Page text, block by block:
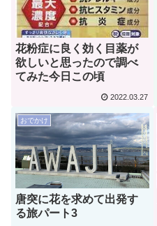
花粉症に良く効く目薬が
欲しいと思ったので調べ
てみた今日この頃
2022.03.27
おでかけ
唐突に花を求めて出発す
る旅パート3